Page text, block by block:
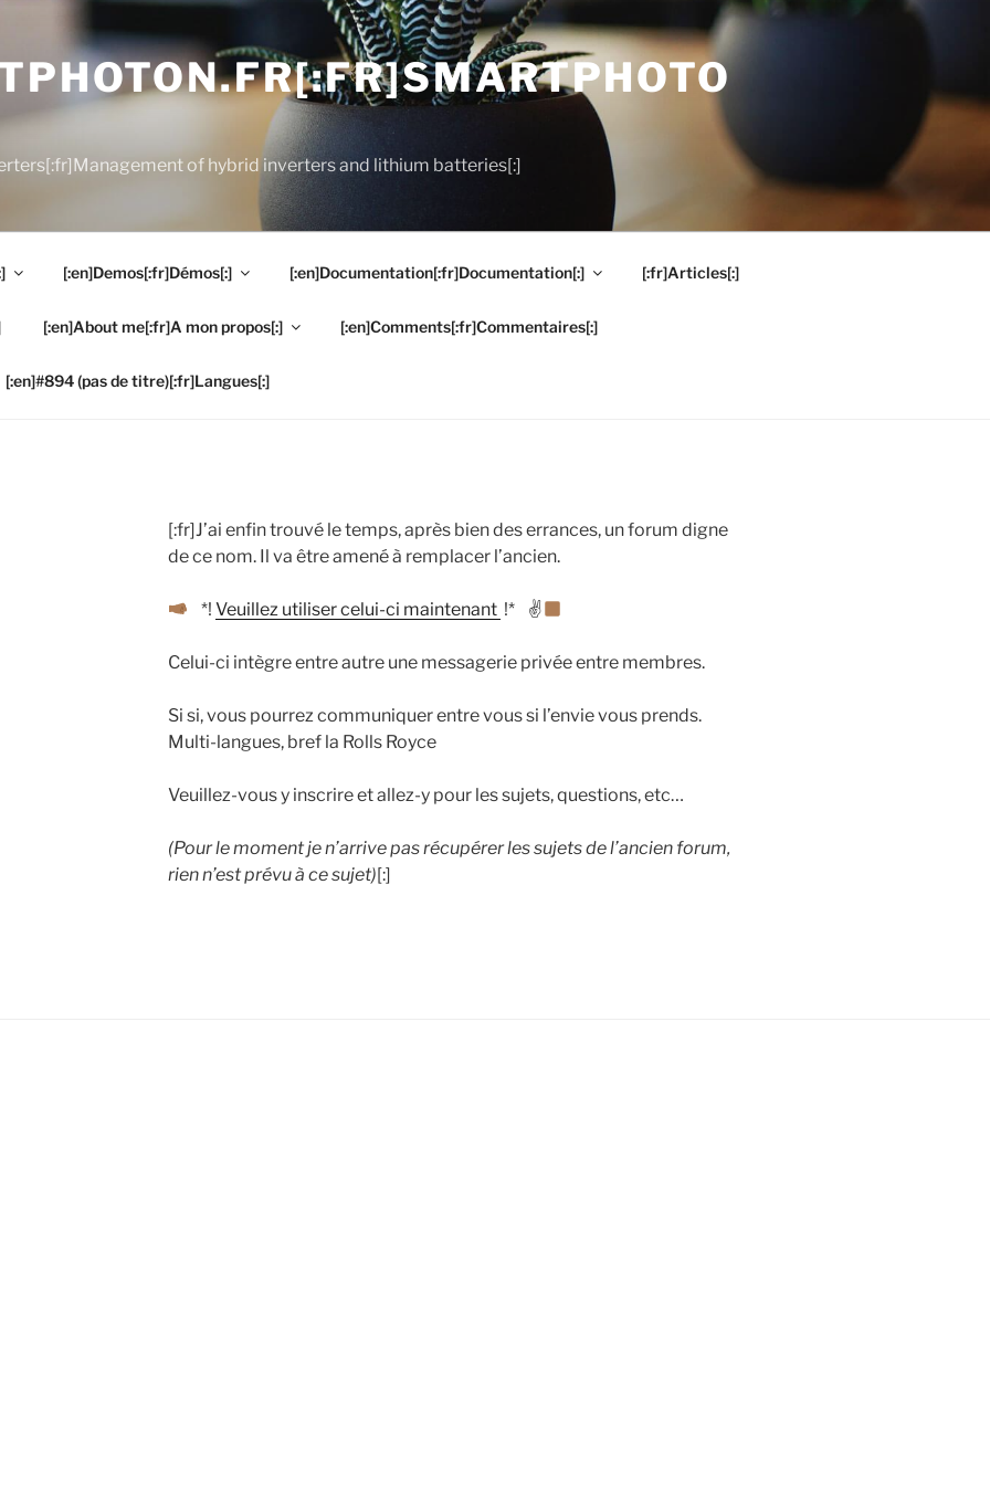
of hybrid inverters and lithium batteries[:]
[:en]Demos[:fr]Démos[:] [:en]Documentation[:fr]Documentation[:] [:fr]Articles[:]
[:en]About me[:fr]A mon propos[:] [:en]Comments[:fr]Commentaires[:]
[:en]#894 (pas de titre)[:fr]Langues[:]
[:fr]J’ai enfin trouvé le temps, après bien des errances, un forum digne
de ce nom. Il va être amené à remplacer l’ancien.
*! Veuillez utiliser celui-ci maintenant !* ✌
Celui-ci intègre entre autre une messagerie privée entre membres.
Si si, vous pourrez communiquer entre vous si l’envie vous prends.
Multi-langues, bref la Rolls Royce
Veuillez-vous y inscrire et allez-y pour les sujets, questions, etc…
(Pour le moment je n’arrive pas récupérer les sujets de l’ancien forum,
rien n’est prévu à ce sujet)[:]